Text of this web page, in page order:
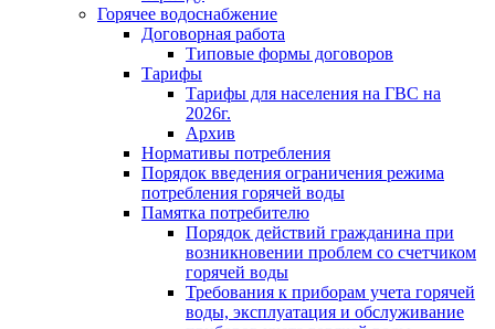
Горячее водоснабжение
Договорная работа
Типовые формы договоров
Тарифы
Тарифы для населения на ГВС на
2026г.
Архив
Нормативы потребления
Порядок введения ограничения режима
потребления горячей воды
Памятка потребителю
Порядок действий гражданина при
возникновении проблем со счетчиком
горячей воды
Требования к приборам учета горячей
воды, эксплуатация и обслуживание